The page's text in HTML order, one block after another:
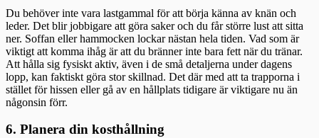
Du behöver inte vara lastgammal för att börja känna av knän och
leder. Det blir jobbigare att göra saker och du får större lust att sitta
ner. Soffan eller hammocken lockar nästan hela tiden. Vad som är
viktigt att komma ihåg är att du bränner inte bara fett när du tränar.
Att hålla sig fysiskt aktiv, även i de små detaljerna under dagens
lopp, kan faktiskt göra stor skillnad. Det där med att ta trapporna i
stället för hissen eller gå av en hållplats tidigare är viktigare nu än
någonsin förr.
6. Planera din kosthållning